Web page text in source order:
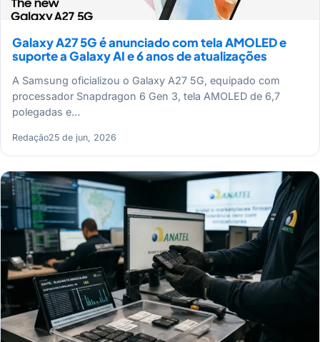
Galaxy A27 5G é anunciado com tela AMOLED e
suporte a Galaxy AI e 6 anos de atualizações
A Samsung oficializou o Galaxy A27 5G, equipado com
processador Snapdragon 6 Gen 3, tela AMOLED de 6,7
polegadas e…
Redação25 de jun, 2026